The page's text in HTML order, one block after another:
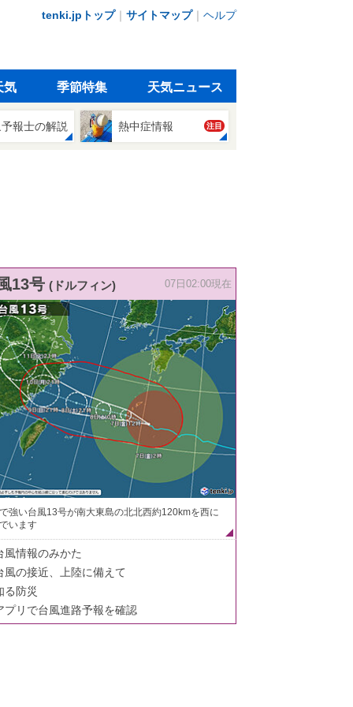
tenki.jpトップ｜ サイトマップ｜ ヘルプ
気 季節特集 天気ニュース
報士の解説 熱中症情報 注目
13号 (ドルフィン) 07日02:00現在
強い台風13号が南大東島の北北西約120kmを西に
います
風情報のみかた
風の接近、上陸に備えて
る防災
プリで台風進路予報を確認